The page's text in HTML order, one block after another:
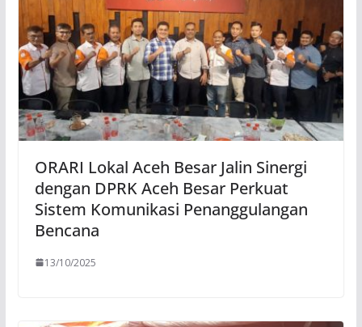
ORARI Lokal Aceh Besar Jalin Sinergi
dengan DPRK Aceh Besar Perkuat
Sistem Komunikasi Penanggulangan
Bencana
13/10/2025